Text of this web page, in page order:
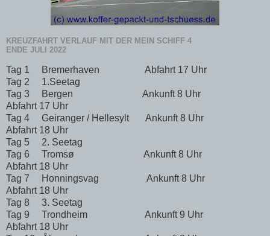
KREUZFAHRT VERLAUF MIT DER MEIN SCHIFF 4
ENDE JULI 2022
Tag 1 Bremerhaven
Abfahrt 17 Uhr
Tag 2
1.Seetag
Tag 3
Bergen
Ankunft 8 Uhr
Abfahrt 17 Uhr
Tag 4
Geiranger / Hellesylt
Ankunft 8 Uhr
Abfahrt 18 Uhr
Tag 5
2. Seetag
Tag 6
Tromsø
Ankunft 8 Uhr
Abfahrt 18 Uhr
Tag 7
Honningsvag
Ankunft 8 Uhr
Abfahrt 18 Uhr
Tag 8
3. Seetag
Tag 9
Trondheim
Ankunft 9 Uhr
Abfahrt 18 Uhr